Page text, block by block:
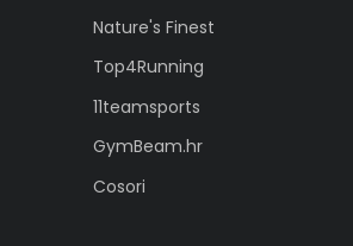
Nature's Finest
Top4Running
11teamsports
GymBeam.hr
Cosori